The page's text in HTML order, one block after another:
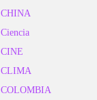
CHINA
Ciencia
CINE
CLIMA
COLOMBIA